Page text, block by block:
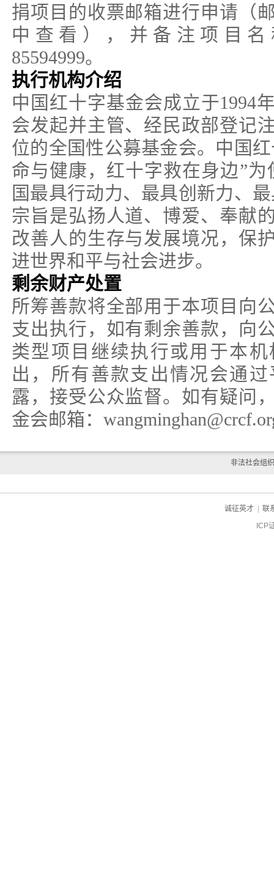
捐项目的收票邮箱进行申请（
中查看），并备注项目名
85594999。
执行机构介绍
中国红十字基金会成立于1994
会发起并主管、经民政部登记
位的全国性公募基金会。中国
命与健康，红十字救在身边”
国最具行动力、最具创新力、
宗旨是弘扬人道、博爱、奉献
改善人的生存与发展境况，保
进世界和平与社会进步。
剩余财产处置
所筹善款将全部用于本项目向
支出执行，如有剩余善款，向
类型项目继续执行或用于本
出，所有善款支出情况会通
露，接受公众监督。如有疑问
金会邮箱：
非法社会组
诚征英才
联
ICP